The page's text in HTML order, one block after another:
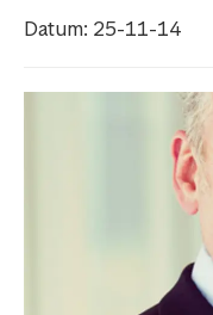
Datum: 25-11-14